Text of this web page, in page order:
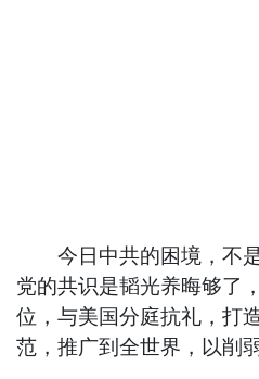
今日中共的困境，不是
党的共识是韬光养晦够了
位，与美国分庭抗礼，打
范，推广到全世界，以削